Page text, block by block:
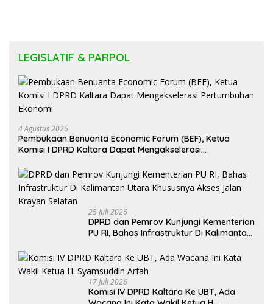
LEGISLATIF & PARPOL
4 Agustus 2026
Pembukaan Benuanta Economic Forum (BEF), Ketua
Komisi I DPRD Kaltara Dapat Mengakselerasi
25 Juli 2026
DPRD dan Pemrov Kunjungi Kementerian
PU RI, Bahas Infrastruktur Di Kalimantan
Selatan
17 Juli 2026
Komisi IV DPRD Kaltara Ke UBT, Ada